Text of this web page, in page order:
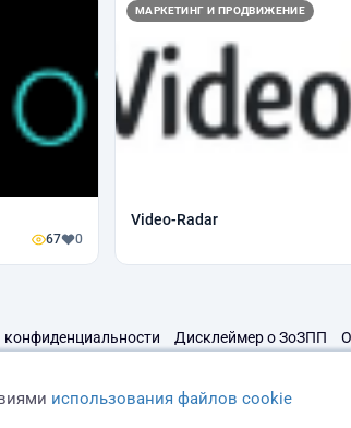
67 0
МАРКЕТИНГ И ПРОДВИЖЕНИЕ
Video-Radar
конфиденциальности Дисклеймер о ЗоЗПП
использования файлов cookie